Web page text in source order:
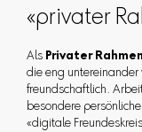
«privater
Als Privater Rahmen
die eng
freundschaftlich.
besondere
«digitale